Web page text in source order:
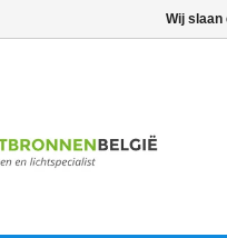
Wij slaan